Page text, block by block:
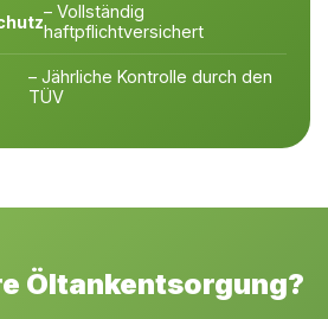
– Vollständig
haftpflichtversichert
– Jährliche Kontrolle durch den
TÜV
Öltankentsorgung?